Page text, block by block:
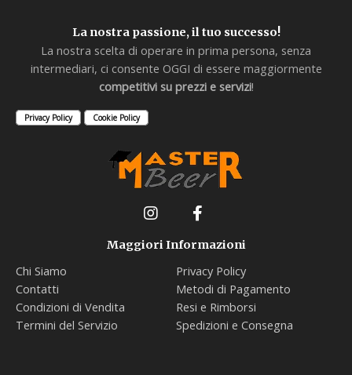
La nostra passione, il tuo successo!
La nostra scelta di operare in prima persona, senza
intermediari, ci consente OGGI di essere maggiormente
competitivi su prezzi e servizi!
Privacy Policy Cookie Policy
Maggiori Informazioni
Chi Siamo
Contatti
Condizioni di Vendita
Termini del Servizio
Privacy Policy
Metodi di Pagamento
Resi e Rimborsi
Spedizioni e Consegna